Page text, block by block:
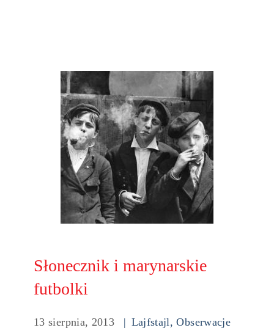
Słonecznik i marynarskie
futbolki
13 sierpnia, 2013 Lajfstajl,Obserwacje